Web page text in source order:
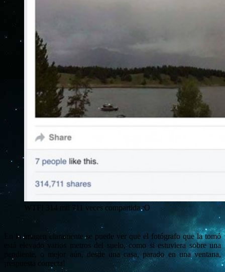
WTF! 314 mil 711 veces compartida :O
En la imagen claramente se puede ver que el fotógrafo que la tomó
está elevado varios metros del suelo, como si estuviera sobre una
pendiente, o mejor aún, desde una casa, parado en una ventana,
¡respuesta correcta!